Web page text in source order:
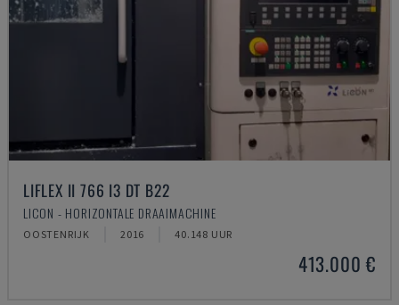
LIFLEX II 766 I3 DT B22
LICON - HORIZONTALE DRAAIMACHINE
OOSTENRIJK 2016 40.148 UUR
413.000 €